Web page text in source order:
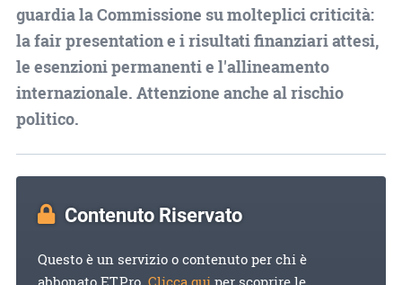
guardia la Commissione su molteplici criticità:
la fair presentation e i risultati finanziari attesi,
le esenzioni permanenti e l'allineamento
internazionale. Attenzione anche al rischio
politico.
Contenuto Riservato
Questo è un servizio o contenuto per chi è